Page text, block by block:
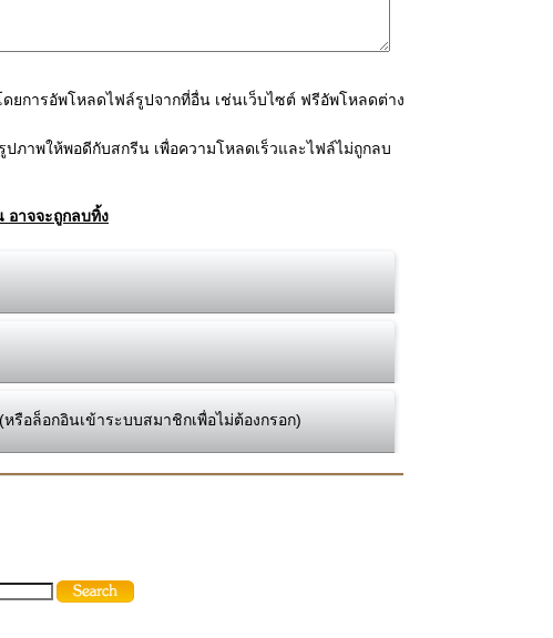
ดยการอัพโหลดไฟล์รูปจากที่อื่น เช่นเว็บไซต์ ฟรีอัพโหลดต่าง
ภาพให้พอดีกับสกรีน เพื่อความโหลดเร็วและไฟล์ไม่ถูกลบ
อาจจะถูกลบทิ้ง
รือล็อกอินเข้าระบบสมาชิกเพื่อไม่ต้องกรอก)